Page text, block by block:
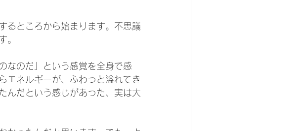
るところから始まります。不思議
。
なのだ」という感覚を全身で感
エネルギーが、ふわっと溢れてき
んだという感じがあった、実は大